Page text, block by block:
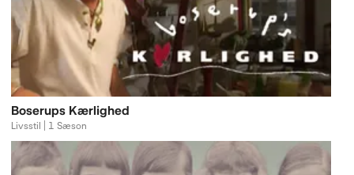
Boserups Kærlighed
Livsstil | 1 Sæson